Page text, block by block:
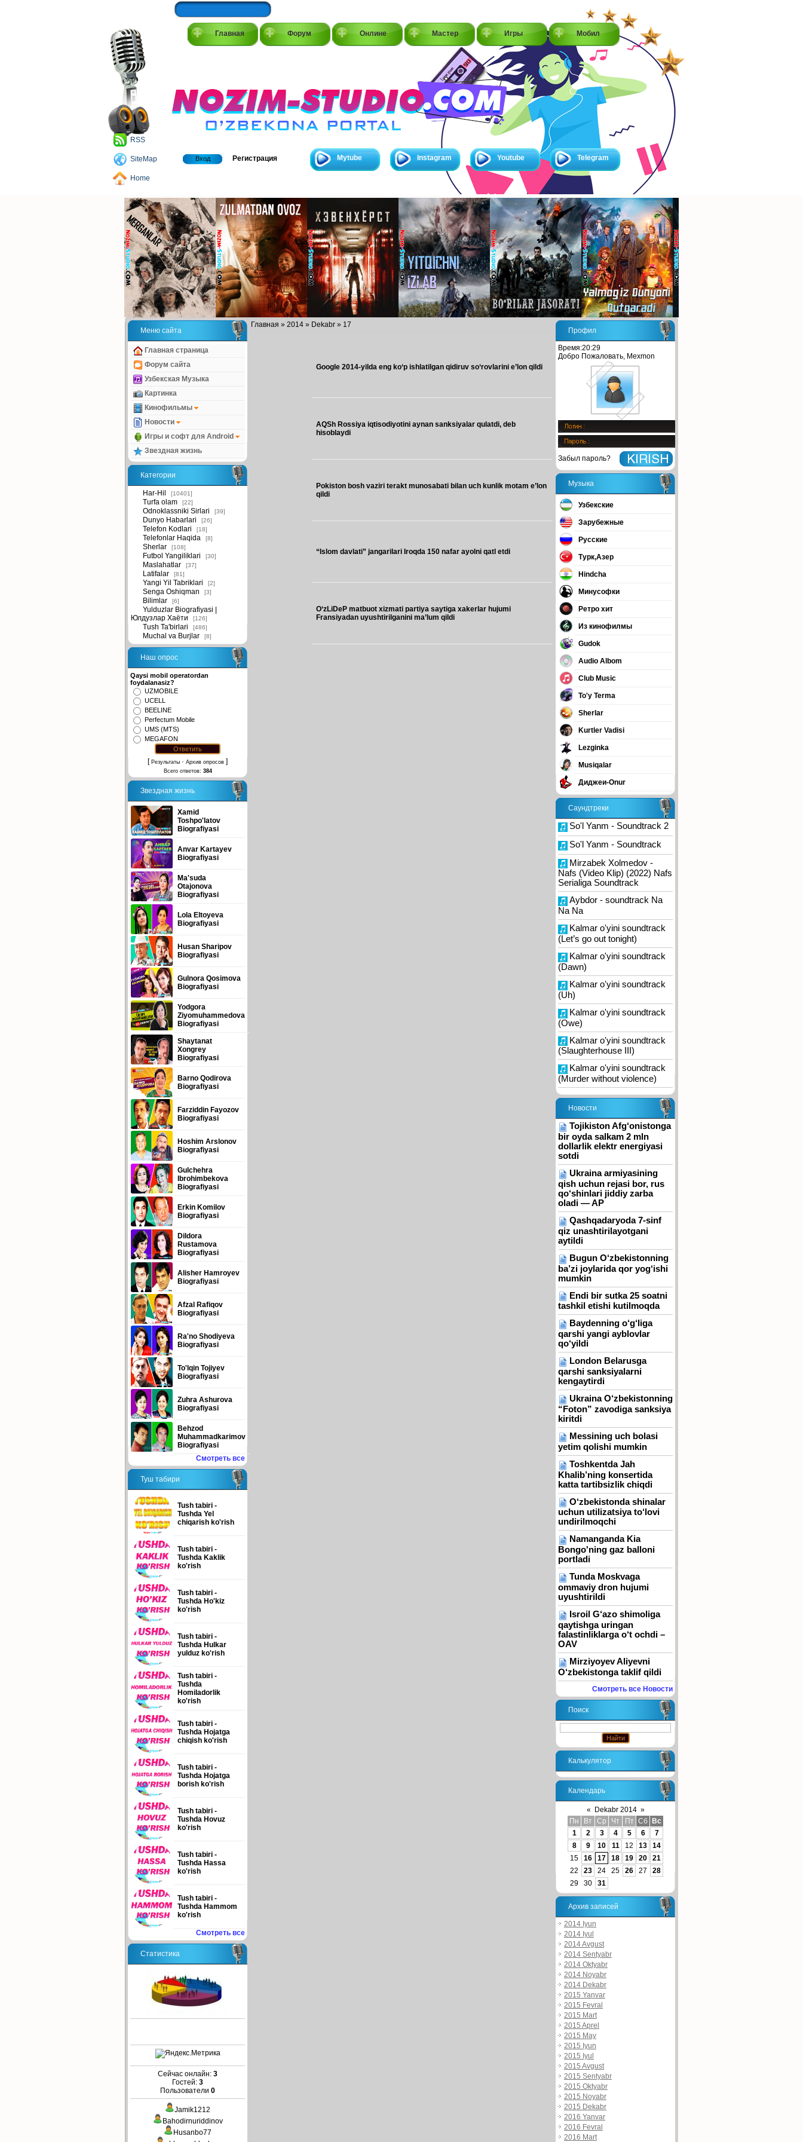
Главная Форум Онлине Мастер Игры Мобил
RSS
SiteMap
Home
Вход Регистрация Mytube Instagram Youtube Telegram
Меню сайта
Главная страница
Форум сайта
Узбекская Музыка
Картинка
Кинофильмы
Новости
Игры и софт для Android
Звездная жизнь
Категории
Har-Hil [10401]
Turfa olam [22]
Odnoklassniki Sirlari [39]
Dunyo Habarlari [26]
Telefon Kodlari [18]
Telefonlar Haqida [8]
Sherlar [108]
Futbol Yangiliklari [30]
Maslahatlar [37]
Latifalar [81]
Yangi Yil Tabriklari [2]
Senga Oshiqman [3]
Bilimlar [6]
Yulduzlar Biografiyasi |
Юлдузлар Хаёти
[126]
Tush Ta'birlari [486]
Muchal va Burjlar [8]
Наш опрос
Qaysi mobil operatordan
foydalanasiz?
UZMOBILE
UCELL
BEELINE
Perfectum Mobile
UMS (MTS)
MEGAFON
[ Результаты · Архив опросов ]
Всего ответов: 384
Звездная жизнь
Xamid
Toshpo'latov
Biografiyasi
Anvar Kartayev
Biografiyasi
Ma'suda
Otajonova
Biografiyasi
Lola Eltoyeva
Biografiyasi
Husan Sharipov
Biografiyasi
Gulnora Qosimova
Biografiyasi
Yodgora
Ziyomuhammedova
Biografiyasi
Shaytanat
Xongrey
Biografiyasi
Barno Qodirova
Biografiyasi
Farziddin Fayozov
Biografiyasi
Hoshim Arslonov
Biografiyasi
Gulchehra
Ibrohimbekova
Biografiyasi
Erkin Komilov
Biografiyasi
Dildora
Rustamova
Biografiyasi
Alisher Hamroyev
Biografiyasi
Afzal Rafiqov
Biografiyasi
Ra'no Shodiyeva
Biografiyasi
To'lqin Tojiyev
Biografiyasi
Zuhra Ashurova
Biografiyasi
Behzod
Muhammadkarimov
Biografiyasi
Смотреть все
Туш табири
Tush tabiri -
Tushda Yel
chiqarish ko'rish
Tush tabiri -
Tushda Kaklik
ko'rish
Tush tabiri -
Tushda Ho'kiz
ko'rish
Tush tabiri -
Tushda Hulkar
yulduz ko'rish
Tush tabiri -
Tushda
Homiladorlik
ko'rish
Tush tabiri -
Tushda Hojatga
chiqish ko'rish
Tush tabiri -
Tushda Hojatga
borish ko'rish
Tush tabiri -
Tushda Hovuz
ko'rish
Tush tabiri -
Tushda Hassa
ko'rish
Tush tabiri -
Tushda Hammom
ko'rish
Смотреть все
Статистика
Сейчас онлайн: 3
Гостей: 3
Пользователи 0
Jamik1212
Bahodirnuriddinov
Husanbo77
Главная » 2014 » Dekabr » 17
Google 2014-yilda eng ko‘p ishlatilgan qidiruv so‘rovlarini e’lon qildi
AQSh Rossiya iqtisodiyotini aynan sanksiyalar qulatdi, deb
hisoblaydi
Pokiston bosh vaziri terakt munosabati bilan uch kunlik motam e’lon
qildi
“Islom davlati” jangarilari Iroqda 150 nafar ayolni qatl etdi
O‘zLiDeP matbuot xizmati partiya saytiga xakerlar hujumi
Fransiyadan uyushtirilganini ma’lum qildi
Профил
Время:20:29
Добро Пожаловать, Mexmon
Забыл пароль?
Музыка
Узбекские
Зарубежные
Русские
Турк,Азер
Hindcha
Минусофки
Ретро хит
Из кинофилмы
Gudok
Audio Albom
Club Music
To'y Terma
Sherlar
Kurtler Vadisi
Lezginka
Musiqalar
Диджеи-Onur
Саундтреки
So'l Yanm - Soundtrack 2
So'l Yanm - Soundtrack
Mirzabek Xolmedov -
Nafs (Video Klip) (2022) Nafs
Serialiga Soundtrack
Aybdor - soundtrack Na
Na Na
Kalmar o'yini soundtrack
(Let’s go out tonight)
Kalmar o'yini soundtrack
(Dawn)
Kalmar o'yini soundtrack
(Uh)
Kalmar o'yini soundtrack
(Owe)
Kalmar o'yini soundtrack
(Slaughterhouse III)
Kalmar o'yini soundtrack
(Murder without violence)
Новости
Tojikiston Afg‘onistonga
bir oyda salkam 2 mln
dollarlik elektr energiyasi
sotdi
Ukraina armiyasining
qish uchun rejasi bor, rus
qo‘shinlari jiddiy zarba
oladi — AP
Qashqadaryoda 7-sinf
qiz unashtirilayotgani
aytildi
Bugun O‘zbekistonning
ba’zi joylarida qor yog‘ishi
mumkin
Endi bir sutka 25 soatni
tashkil etishi kutilmoqda
Baydenning o‘g‘liga
qarshi yangi ayblovlar
qo‘yildi
London Belarusga
qarshi sanksiyalarni
kengaytirdi
Ukraina O‘zbekistonning
“Foton” zavodiga sanksiya
kiritdi
Messining uch bolasi
yetim qolishi mumkin
Toshkentda Jah
Khalib’ning konsertida
katta tartibsizlik chiqdi
O‘zbekistonda shinalar
uchun utilizatsiya to‘lovi
undirilmoqchi
Namanganda Kia
Bongo'ning gaz balloni
portladi
Tunda Moskvaga
ommaviy dron hujumi
uyushtirildi
Isroil G‘azo shimoliga
qaytishga uringan
falastinliklarga o‘t ochdi –
OAV
Mirziyoyev Aliyevni
O‘zbekistonga taklif qildi
Смотреть все Новости
Поиск
Калькулятор
Календарь
« Dekabr 2014 »
Пн
Вт Ср Чт Пт Сб Вс
1
2 3 4 5 6
7
8
9 10 11 12 13
14
15
16 17 18 19 20
21
22
23 24 25 26 27
28
29
30 31
Архив записей
2014 Iyun
2014 Iyul
2014 Avgust
2014 Sentyabr
2014 Oktyabr
2014 Noyabr
2014 Dekabr
2015 Yanvar
2015 Fevral
2015 Mart
2015 Aprel
2015 May
2015 Iyun
2015 Iyul
2015 Avgust
2015 Sentyabr
2015 Oktyabr
2015 Noyabr
2015 Dekabr
2016 Yanvar
2016 Fevral
2016 Mart